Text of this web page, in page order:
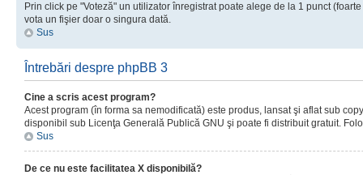
Prin click pe "Voteză" un utilizator înregistrat poate alege de la 1 punct
vota un fişier doar o singura dată.
Sus
Întrebări despre phpBB 3
Cine a scris acest program?
Acest program (în forma sa nemodificată) este produs, lansat şi aflat sub
disponibil sub Licenţa Generală Publică GNU şi poate fi distribuit gratuit.
Sus
De ce nu este facilitatea X disponibilă?